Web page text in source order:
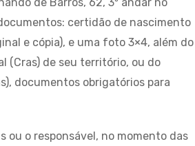
certidão de nascimento
e cópia), e uma foto 3×4, além do
(Cras) de seu território, ou do
documentos obrigatórios para
ou o responsável, no momento das